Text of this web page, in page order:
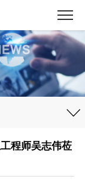
程师吴志伟莅